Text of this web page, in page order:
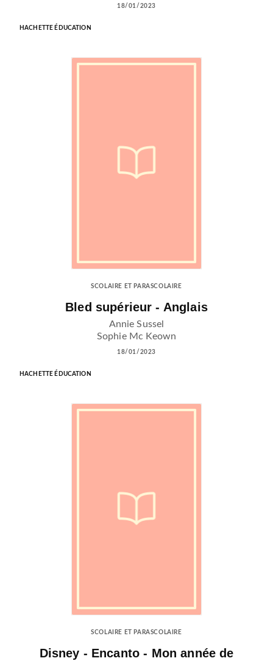
18/01/2023
HACHETTE ÉDUCATION
SCOLAIRE ET PARASCOLAIRE
Bled supérieur - Anglais
Annie Sussel
Sophie Mc Keown
18/01/2023
HACHETTE ÉDUCATION
SCOLAIRE ET PARASCOLAIRE
Disney - Encanto - Mon année de